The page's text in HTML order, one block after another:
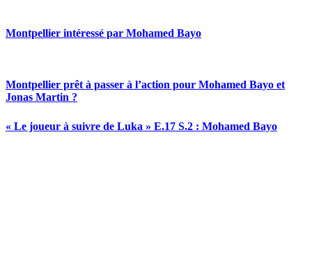
Montpellier intéressé par Mohamed Bayo
Montpellier prêt à passer à l’action pour Mohamed Bayo et
Jonas Martin ?
« Le joueur à suivre de Luka » E.17 S.2 : Mohamed Bayo